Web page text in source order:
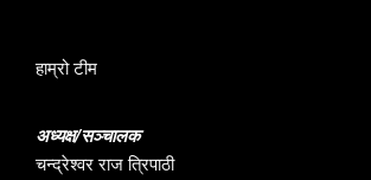
हाम्रो टीम
अध्यक्ष/सञ्चालक
चन्द्रेश्वर राज त्रिपाठी